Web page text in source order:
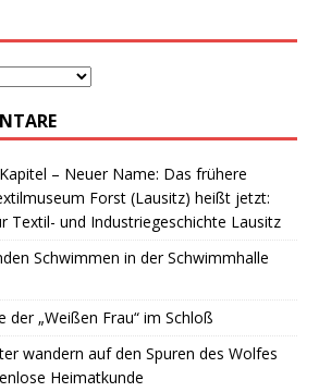
– Neuer Name: Das frühere
Forst (Lausitz) heißt jetzt:
Textil- und Industriegeschichte Lausitz
Schwimmen in der Schwimmhalle
der „Weißen Frau“ im Schloß
wandern auf den Spuren des Wolfes
Heimatkunde